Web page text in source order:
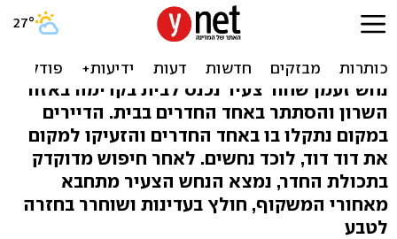
אורח ביום כיפור: נחש זעמן
הסתתר במשקוף
נחש זעמן שחור צעיר נכנס לבית בקדימה באזור
השרון והסתתר באחד החדרים בבית. הדיירים
במקום נתקלו בו באחד החדרים והזעיקו למקום
את דוד דוד, לוכד נחשים. לאחר חיפוש מדוקדק
בתכולת החדר, נמצא הנחש הצעיר מתחבא
מאחורי המשקוף, חולץ בעדינות ושוחרר בחזרה
לטבע